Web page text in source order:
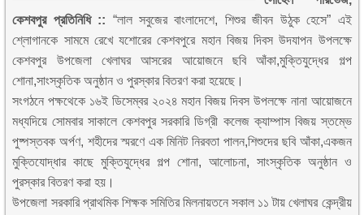
কেশবপুর প্রতিনিধি :: “লাল সবুজের বাংলাদেশে, শিশুর জীবন উঠুক হেসে” এই
শ্লোগানকে সামমে রেখে যশোরের কেশবপুরে মহান বিজয় দিবস উদযাপন উপলক্ষে
কেশবপুর উপজেলা খেলাঘর আসরের আয়োজনে ছবি আঁকা,মুক্তিযুদ্ধের গল্প
শোনা,সাংস্কৃতিক অনুষ্ঠান ও পুরস্কার বিতরণ করা হয়েছে।
সংগঠনে পক্ষথেকে ১৬ই ডিসেম্বর ২০২৪ মহান বিজয় দিবস উপলক্ষে নানা আয়োজনে
মধ্যদিয়ে সোমবার সাকালে কেশবপুর সরকারি ডিগ্রী কলেজ ক্যাম্পাস বিজয় স্তম্ভে
পুষ্পস্তবক অর্পণ, শহীদের স্মরণে এক মিনিট নিরবতা পালন,শিশুদের ছবি আঁকা,একজন
মুক্তিযোদ্ধার কাছে মুক্তিযুদ্ধের গল্প শোনা, আলোচনা, সাংস্কৃতিক অনুষ্ঠান ও
পুরস্কার বিতরণ করা হয়।
উপজেলা সরকারি প্রাথমিক শিক্ষক সমিতির মিলনায়তনে সকাল ১১ টায় খেলাঘর কেন্দ্রীয়